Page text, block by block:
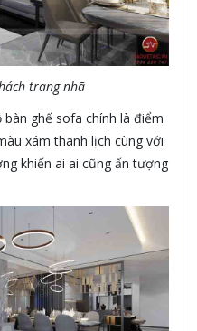
trang nhã
ghế sofa chính là điểm
xám thanh lịch cùng với
khiến ai ai cũng ấn tượng